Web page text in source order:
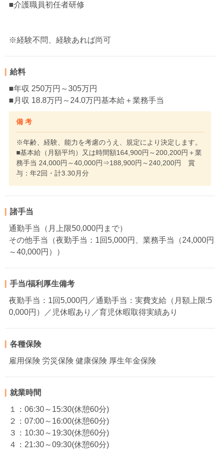
■介護職員初任者研修
※経験不問、経験あれば尚可
給料
■年収 250万円～305万円
■月収 18.8万円～24.0万円基本給＋業務手当
備 考
※年齢、経験、能力を考慮のうえ、規定により決定します。
■基本給（月額平均）又は時間額164,900円～200,200円＋業
務手当 24,000円～40,000円⇒188,900円～240,200円 賞
与：年2回・計3.30月分
諸手当
通勤手当（月上限50,000円まで）
その他手当（夜勤手当：1回5,000円、業務手当（24,000円
～40,000円））
手当/福利厚生備考
夜勤手当：1回5,000円／通勤手当：実費支給（月額上限:5
0,000円）／児休暇あり／育児休暇取得実績あり
各種保険
雇用保険 労災保険 健康保険 厚生年金保険
就業時間
１：06:30～15:30(休憩60分)
２：07:00～16:00(休憩60分)
３：10:30～19:30(休憩60分)
４：21:30～09:30(休憩60分)